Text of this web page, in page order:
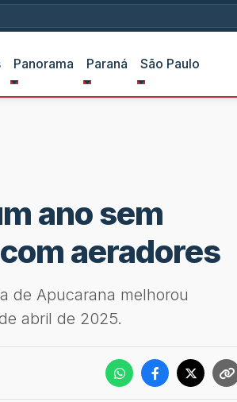
Panorama Paraná São Paulo
ano sem
aeradores
de Apucarana melhorou
abril de 2025.